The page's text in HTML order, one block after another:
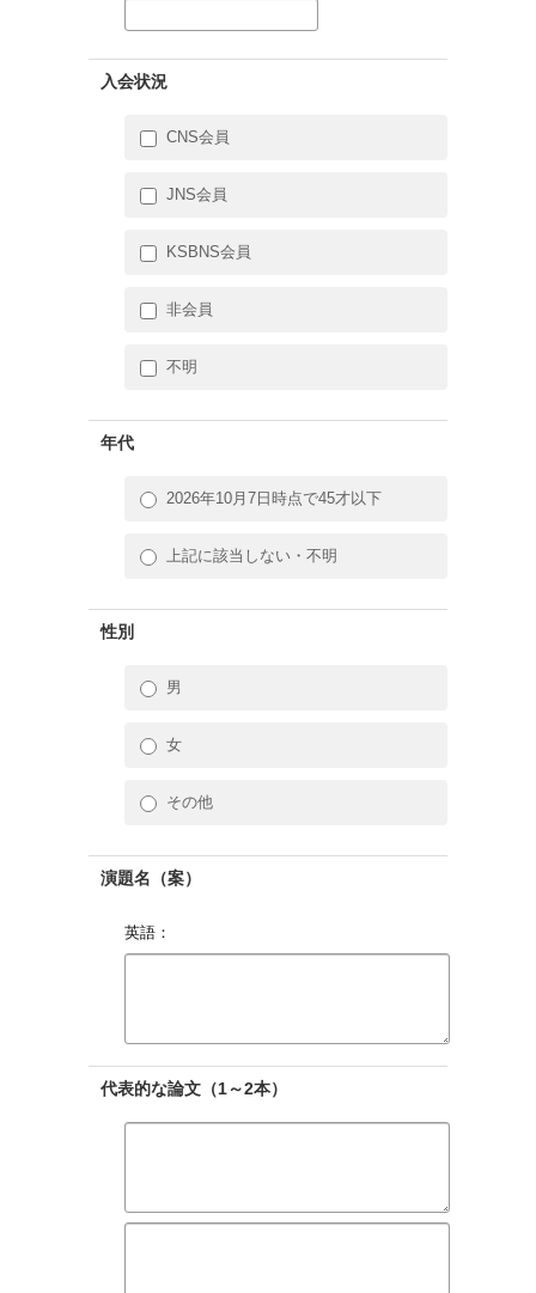
入会状況
CNS会員
JNS会員
KSBNS会員
非会員
不明
年代
2026年10月7日時点で45才以下
上記に該当しない・不明
性別
男
女
その他
演題名（案）
英語：
代表的な論文（1～2本）